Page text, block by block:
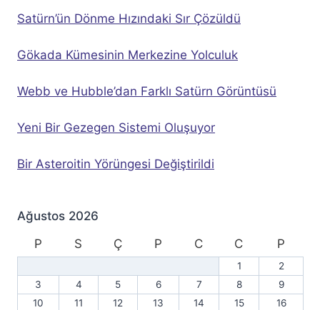
Satürn’ün Dönme Hızındaki Sır Çözüldü
Gökada Kümesinin Merkezine Yolculuk
Webb ve Hubble’dan Farklı Satürn Görüntüsü
Yeni Bir Gezegen Sistemi Oluşuyor
Bir Asteroitin Yörüngesi Değiştirildi
Ağustos 2026
P
S Ç P C C P
1
2
3
4 5 6 7 8
9
10
11 12 13 14 15
16